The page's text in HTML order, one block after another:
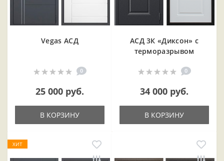
Vegas АСД
0
25 000 руб.
В КОРЗИНУ
АСД 3К «Диксон» с
терморазрывом
0
34 000 руб.
В КОРЗИНУ
ХИТ